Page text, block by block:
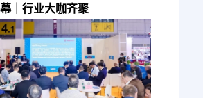
｜行业大咖齐聚